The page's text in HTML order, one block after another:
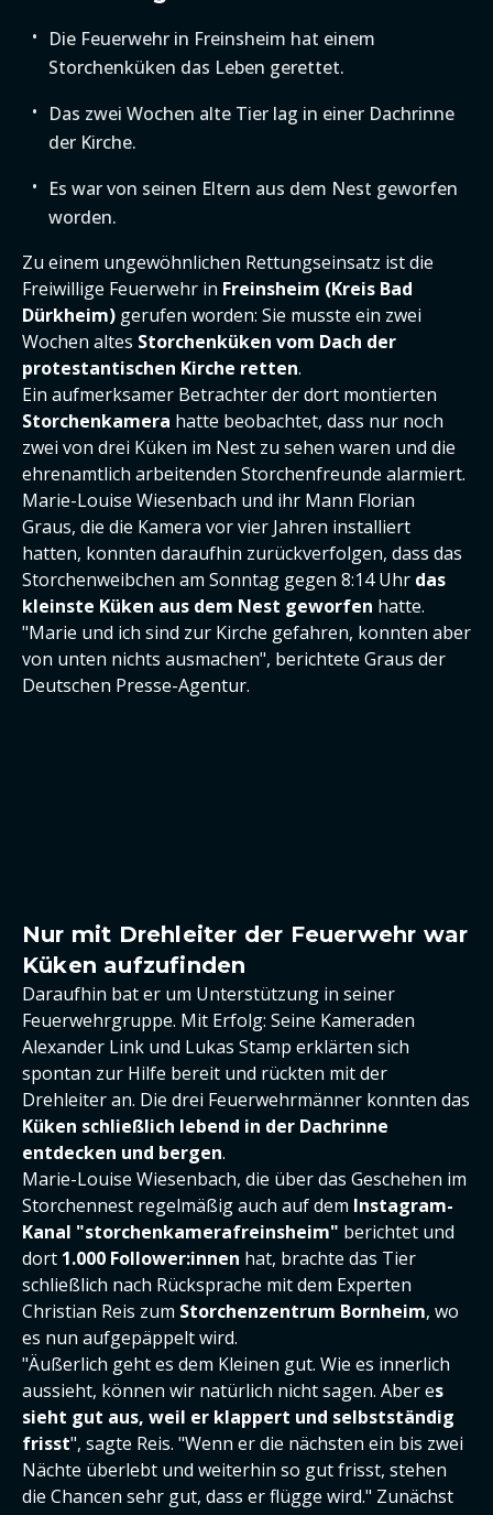
Die Feuerwehr in Freinsheim hat einem
Storchenküken das Leben gerettet.
Das zwei Wochen alte Tier lag in einer Dachrinne
der Kirche.
Es war von seinen Eltern aus dem Nest geworfen
worden.
Zu einem ungewöhnlichen Rettungseinsatz ist die
Freiwillige Feuerwehr in Freinsheim (Kreis Bad
Dürkheim) gerufen worden: Sie musste ein zwei
Wochen altes Storchenküken vom Dach der
protestantischen Kirche retten.
Ein aufmerksamer Betrachter der dort montierten
Storchenkamera hatte beobachtet, dass nur noch
zwei von drei Küken im Nest zu sehen waren und die
ehrenamtlich arbeitenden Storchenfreunde alarmiert.
Marie-Louise Wiesenbach und ihr Mann Florian
Graus, die die Kamera vor vier Jahren installiert
hatten, konnten daraufhin zurückverfolgen, dass das
Storchenweibchen am Sonntag gegen 8:14 Uhr das
kleinste Küken aus dem Nest geworfen hatte.
"Marie und ich sind zur Kirche gefahren, konnten aber
von unten nichts ausmachen", berichtete Graus der
Deutschen Presse-Agentur.
Nur mit Drehleiter der Feuerwehr war
Küken aufzufinden
Daraufhin bat er um Unterstützung in seiner
Feuerwehrgruppe. Mit Erfolg: Seine Kameraden
Alexander Link und Lukas Stamp erklärten sich
spontan zur Hilfe bereit und rückten mit der
Drehleiter an. Die drei Feuerwehrmänner konnten das
Küken schließlich lebend in der Dachrinne
entdecken und bergen.
Marie-Louise Wiesenbach, die über das Geschehen im
Storchennest regelmäßig auch auf dem Instagram-
Kanal "storchenkamerafreinsheim" berichtet und
dort 1.000 Follower:innen hat, brachte das Tier
schließlich nach Rücksprache mit dem Experten
Christian Reis zum Storchenzentrum Bornheim, wo
es nun aufgepäppelt wird.
"Äußerlich geht es dem Kleinen gut. Wie es innerlich
aussieht, können wir natürlich nicht sagen. Aber es
sieht gut aus, weil er klappert und selbstständig
frisst", sagte Reis. "Wenn er die nächsten ein bis zwei
Nächte überlebt und weiterhin so gut frisst, stehen
die Chancen sehr gut, dass er flügge wird." Zunächst